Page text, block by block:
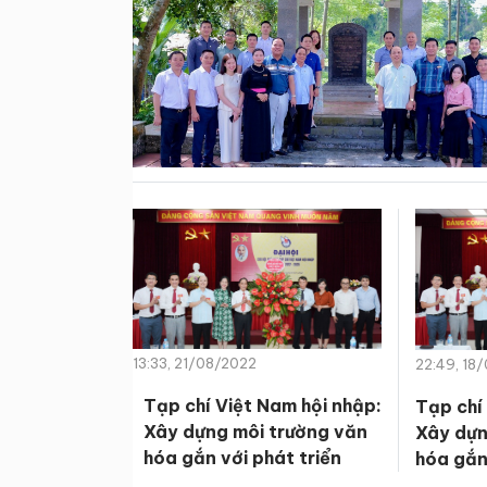
13:33, 21/08/2022
Tạp chí Việt Nam hội nhập:
Xây dựng môi trường văn
hóa gắn với phát triển
22:49,
Tạp chí
Xây
hóa